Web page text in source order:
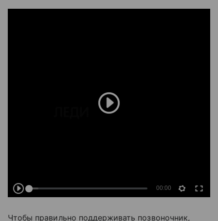
Чтобы правильно поддерживать позвоночник,